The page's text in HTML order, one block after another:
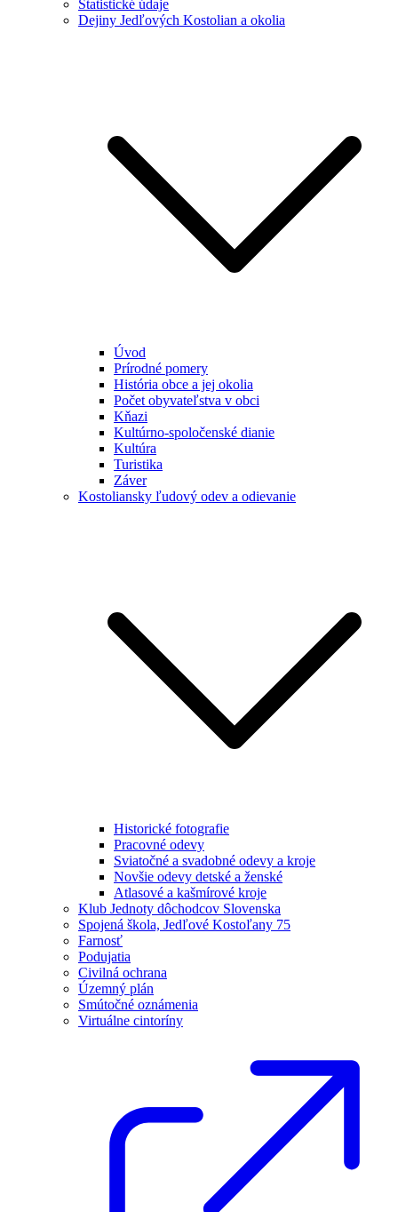
Štatistické údaje
Dejiny Jedľových Kostolian a okolia
Úvod
Prírodné pomery
História obce a jej okolia
Počet obyvateľstva v obci
Kňazi
Kultúrno-spoločenské dianie
Kultúra
Turistika
Záver
Kostoliansky ľudový odev a odievanie
Historické fotografie
Pracovné odevy
Sviatočné a svadobné odevy a kroje
Novšie odevy detské a ženské
Atlasové a kašmírové kroje
Klub Jednoty dôchodcov Slovenska
Spojená škola, Jedľové Kostoľany 75
Farnosť
Podujatia
Civilná ochrana
Územný plán
Smútočné oznámenia
Virtuálne cintoríny